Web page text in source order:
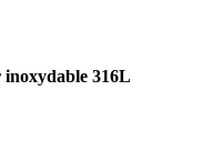
inoxydable 316L